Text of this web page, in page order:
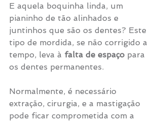
E aquela boquinha linda, um
pianinho de tão alinhados e
juntinhos que são os dentes? Este
tipo de mordida, se não corrigido a
tempo, leva à falta de espaço para
os dentes permanentes.
Normalmente, é necessário
extração, cirurgia, e a mastigação
pode ficar comprometida com a